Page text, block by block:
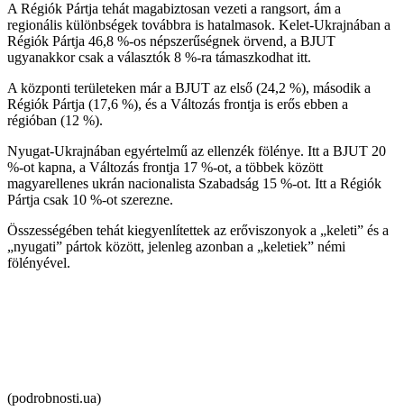
A Régiók Pártja tehát magabiztosan vezeti a rangsort, ám a
regionális különbségek továbbra is hatalmasok. Kelet-Ukrajnában a
Régiók Pártja 46,8 %-os népszerűségnek örvend, a BJUT
ugyanakkor csak a választók 8 %-ra támaszkodhat itt.
A központi területeken már a BJUT az első (24,2 %), második a
Régiók Pártja (17,6 %), és a Változás frontja is erős ebben a
régióban (12 %).
Nyugat-Ukrajnában egyértelmű az ellenzék fölénye. Itt a BJUT 20
%-ot kapna, a Változás frontja 17 %-ot, a többek között
magyarellenes ukrán nacionalista Szabadság 15 %-ot. Itt a Régiók
Pártja csak 10 %-ot szerezne.
Összességében tehát kiegyenlítettek az erőviszonyok a „keleti” és a
„nyugati” pártok között, jelenleg azonban a „keletiek” némi
fölényével.
(podrobnosti.ua)